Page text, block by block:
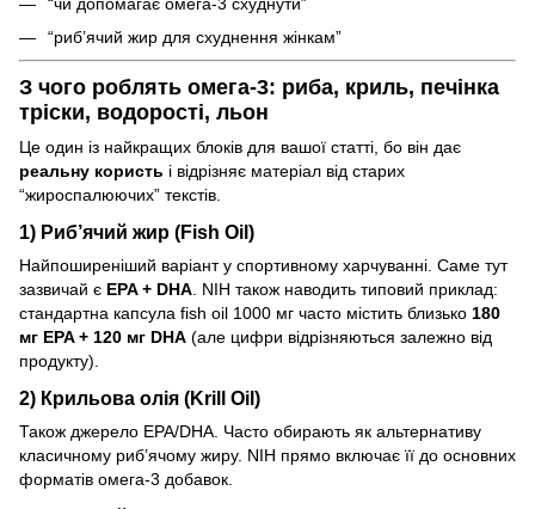
“риб’ячий жир для схуднення жінкам”
З чого роблять омега-3: риба, криль, печінка
тріски, водорості, льон
Це один із найкращих блоків для вашої статті, бо він дає
реальну користь і відрізняє матеріал від старих
“жироспалюючих” текстів.
1) Риб’ячий жир (Fish Oil)
Найпоширеніший варіант у спортивному харчуванні. Саме тут
зазвичай є EPA + DHA . NIH також наводить типовий приклад:
стандартна капсула fish oil 1000 мг часто містить близько 180
мг EPA + 120 мг DHA (але цифри відрізняються залежно від
продукту).
2) Крильова олія (Krill Oil)
Також джерело EPA/DHA. Часто обирають як альтернативу
класичному риб’ячому жиру. NIH прямо включає її до основних
форматів омега-3 добавок.